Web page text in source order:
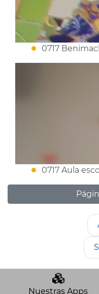
0717
0717 Aula
Nuestras Apps